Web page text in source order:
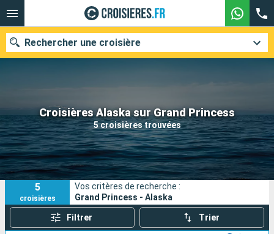
Croisières Alaska sur Grand Princess
5 croisières trouvées
Rechercher une croisière
Nos destinations
Mois de départ
Ports Compagnies
Rechercher
5
croisières
Vos critères de recherche :
Grand Princess - Alaska
Filtrer Trier